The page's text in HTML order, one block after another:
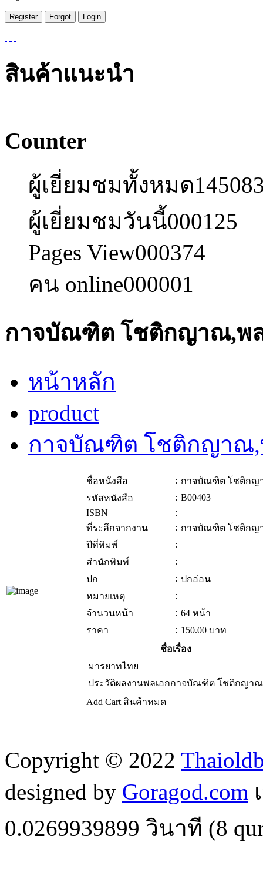
สินค้าแนะนำ
Counter
ผู้เยี่ยมชมทั้งหมด
ผู้เยี่ยมชมวันนี้000125
Pages View000374
คน online000001
กาจบัณฑิต โชติกญาณ,พล
หน้าหลัก
product
กาจบัณฑิต โชติกญาณ,
ชื่อหนังสือ : กาจบัณฑิต โชติกญ
รหัสหนังสือ
: B00403
ISBN
:
ที่ระลึกจากงาน
: กาจบัณฑิต โชติกญ
ปีที่พิมพ์
:
สำนักพิมพ์
:
ปก
: ปกอ่อน
หมายเหตุ
:
จำนวนหน้า
: 64 หน้า
ราคา
: 150.00 บาท
ชื่อเรื่อง
มารยาทไทย
ประวัติผลงานพลเอกกาจบัณฑิต โชติกญาณ
Add Cart สินค้าหมด
Copyright © 2022
designed by Goragod.com
0.0269939899 วินาที (8